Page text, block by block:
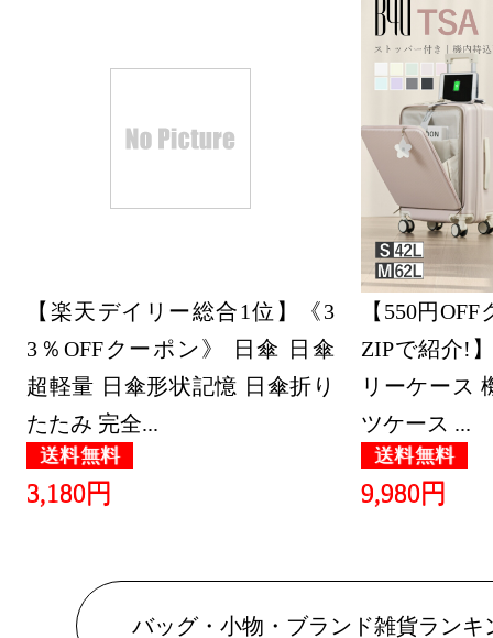
バッグ・
ランキング：
2018/12/04
バッグ・
ランキング：
2018/11/10
バッグ・
ランキング：
2018/11/08
バッグ・
ランキング：
2018/11/07
2018/10/25
【楽天デイリー総合1位】《3
3％OFFクーポン》 日傘 日傘
超軽量 日傘形状記憶 日傘折り
たたみ 完全...
送料無料
3,180円
【550円
ZIPで紹介!
リーケース
ツケース ...
送料無料
9,980円
バッグ・小物・ブランド雑貨ランキ